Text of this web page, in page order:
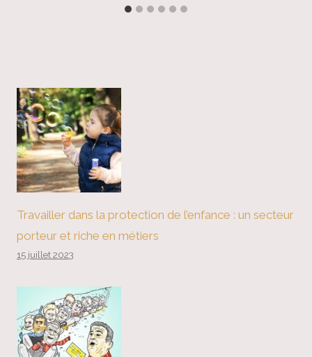
Travailler dans la protection de l’enfance : un secteur
porteur et riche en métiers
15 juillet 2023